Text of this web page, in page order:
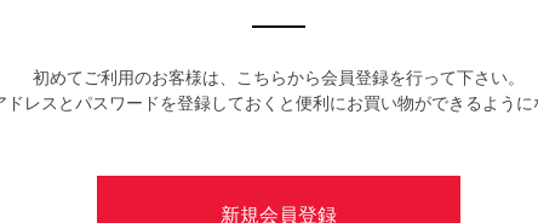
初めてご利用のお客様は、こちらから会員登録を行って下さい。
ドレスとパスワードを登録しておくと便利にお買い物ができるよう